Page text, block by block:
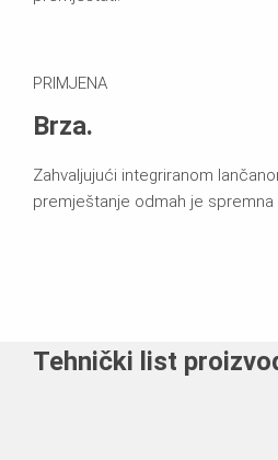
PRIMJENA
Brza.
Zahvaljujući integriranom
premještanje odmah je spremna
Tehnički list